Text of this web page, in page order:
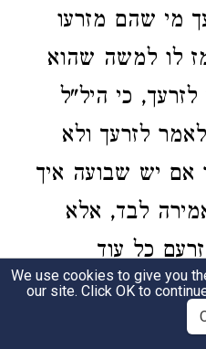
מי שהם מזרעו
לו למשה שהוא
כי היל"ל
לזרעך ולא
יש שבועה איך
לבד, אלא
כל עוד
בערכך היא
שנשבע, אלא הן הן
We use cookies to give you
our site. Click OK to